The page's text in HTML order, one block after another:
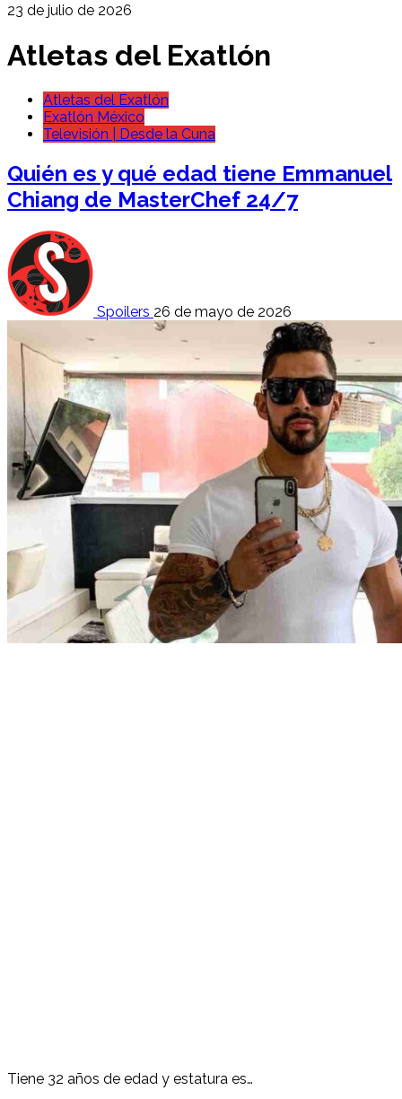
23 de julio de 2026
Atletas del Exatlón
Atletas del Exatlón
Exatlón México
Televisión | Desde la Cuna
Quién es y qué edad tiene Emmanuel
Chiang de MasterChef 24/7
Spoilers 26 de mayo de 2026
Tiene 32 años de edad y estatura es…